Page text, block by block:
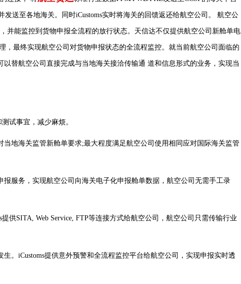
发送至各地海关。同时iCustoms实时将海关的回馈返还给航空公司。 航空公
并能监控到货物申报全流程的放行状态。天信达不仅提供航空公司新舱单电
，最终实现航空公司对货物申报状态的全流程监控。就当前航空公司面临的
替航空公司直接完成与当地海关接洽传输通 道和信息形式的业务，实现当
试事宜，减少麻烦。
海关监管新舱单要求;最大程度满足航空公司使用相同应对国际海关监管
务，实现航空公司向海关电子化申报舱单数据，航空公司无需手工录
SITA, Web Service, FTP等连接方式给航空公司，航空公司只需传输行业
iCustoms提供意外预警和全流程监控平台给航空公司，实现申报实时透